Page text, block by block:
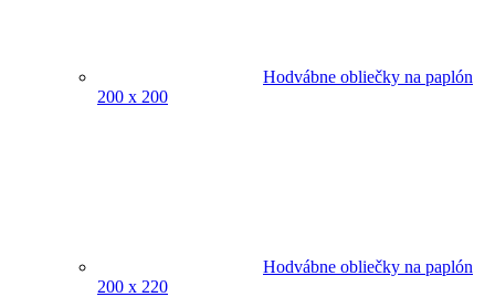
Hodvábne obliečky na paplón
200 x 200
Hodvábne obliečky na paplón
200 x 220